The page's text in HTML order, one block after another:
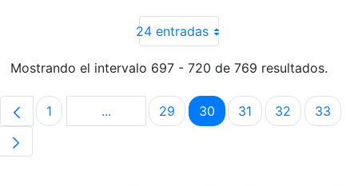
24 entradas
Mostrando el intervalo 697 - 720 de 769 resultados.
Página
1 ...Páginas intermedias Use TAB para
Página
29 Página
30 Página
31 Página
32 33